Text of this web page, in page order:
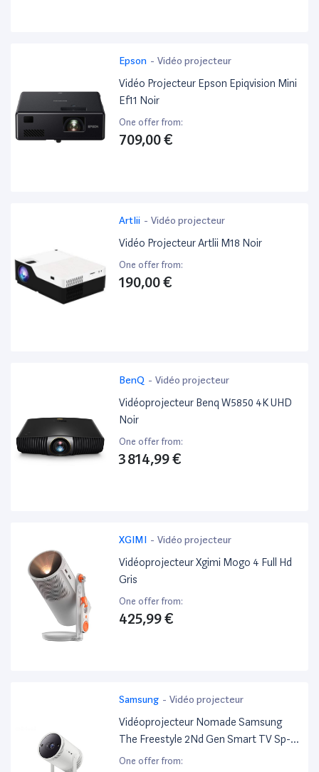
Epson - Vidéo projecteur
Vidéo Projecteur Epson Epiqvision Mini
Ef11 Noir
One offer from:
709,00 €
Artlii - Vidéo projecteur
Vidéo Projecteur Artlii M18 Noir
One offer from:
190,00 €
BenQ - Vidéo projecteur
Vidéoprojecteur Benq W5850 4K UHD
Noir
One offer from:
3 814,99 €
XGIMI - Vidéo projecteur
Vidéoprojecteur Xgimi Mogo 4 Full Hd
Gris
One offer from:
425,99 €
Samsung - Vidéo projecteur
Vidéoprojecteur Nomade Samsung
The Freestyle 2Nd Gen Smart TV Sp-
Lff3 Full Hd Blanc
One offer from: